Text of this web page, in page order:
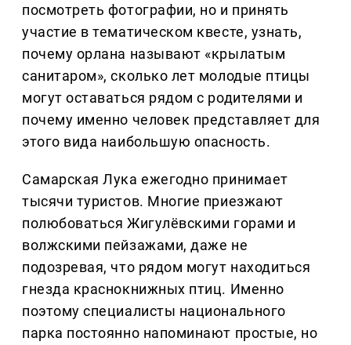
посмотреть фотографии, но и принять
участие в тематическом квесте, узнать,
почему орлана называют «крылатым
санитаром», сколько лет молодые птицы
могут оставаться рядом с родителями и
почему именно человек представляет для
этого вида наибольшую опасность.
Самарская Лука ежегодно принимает
тысячи туристов. Многие приезжают
полюбоваться Жигулёвскими горами и
волжскими пейзажами, даже не
подозревая, что рядом могут находиться
гнезда краснокнижных птиц. Именно
поэтому специалисты национального
парка постоянно напоминают простые, но